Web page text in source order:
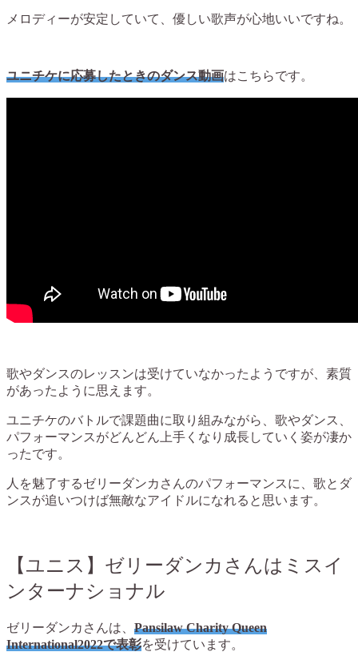
メロディーが安定していて、優しい歌声が心地いいですね。
ユニチケに応募したときのダンス動画はこちらです。
歌やダンスのレッスンは受けていなかったようですが、素質
があったように思えます。
ユニチケのバトルで課題曲に取り組みながら、歌やダンス、
パフォーマンスがどんどん上手くなり成長していく姿が凄か
ったです。
人を魅了するゼリーダンカさんのパフォーマンスに、歌とダ
ンスが追いつけば無敵なアイドルになれると思います。
【ユニス】ゼリーダンカさんはミスイ
ンターナショナル
ゼリーダンカさんは、 Pansilaw Charity Queen
International2022で表彰を受けています。